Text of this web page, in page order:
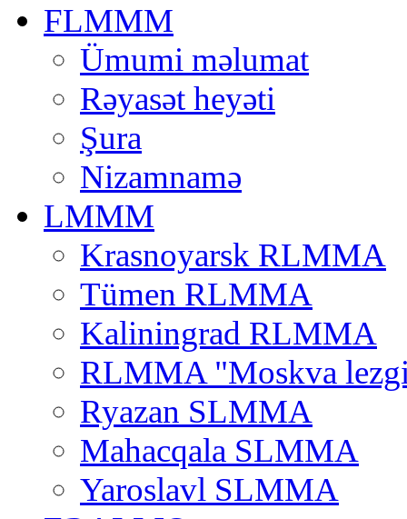
FLMMM
Ümumi məlumat
Rəyasət heyəti
Şura
Nizamnamə
LMMM
Krasnoyarsk RLMMA
Tümen RLMMA
Kaliningrad RLMMA
RLMMA "Moskva
Ryazan SLMMA
Mahacqala SLMMA
Yaroslavl SLMMA